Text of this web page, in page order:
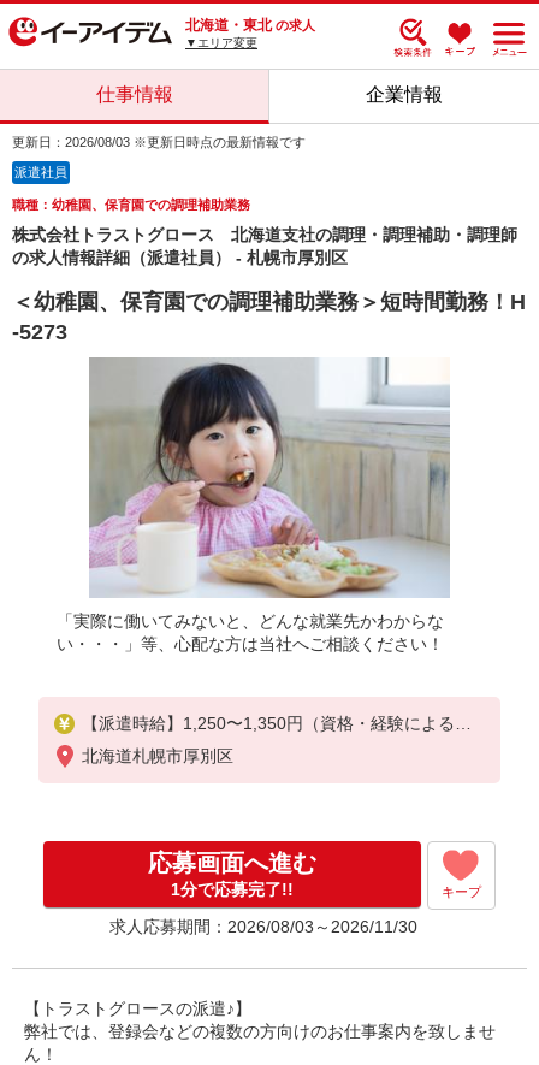
北海道・東北 の求人
▼エリア変更
仕事情報 企業情報
更新日：2026/08/03 ※更新日時点の最新情報です
派遣社員
職種：幼稚園、保育園での調理補助業務
株式会社トラストグロース 北海道支社の調理・調理補助・調理師
の求人情報詳細（派遣社員） - 札幌市厚別区
＜幼稚園、保育園での調理補助業務＞短時間勤務！H
-5273
「実際に働いてみないと、どんな就業先かわからな
い・・・」等、心配な方は当社へご相談ください！
【派遣時給】1,250〜1,350円（資格・経験による）
交通費別途支給
北海道札幌市厚別区
応募画面へ進む
1分で応募完了!! キープ
求人応募期間：2026/08/03～2026/11/30
【トラストグロースの派遣♪】
弊社では、登録会などの複数の方向けのお仕事案内を致しませ
ん！